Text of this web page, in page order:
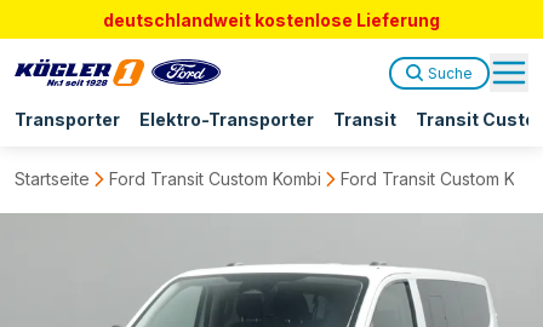
deutschlandweit kostenlose Lieferung
Transporter Elektro-Transporter Transit Transit
Suche
Startseite Ford Transit Custom Kombi Ford Transit Custom